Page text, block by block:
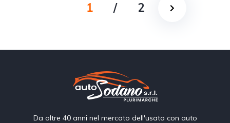
1 / 2
Da oltre 40 anni nel mercato dell'usato con auto